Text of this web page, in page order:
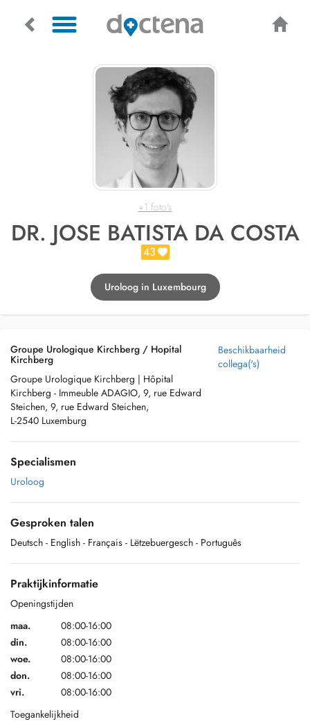
+1 foto's
DR. JOSE BATISTA DA COSTA
43
Uroloog in Luxembourg
Groupe Urologique Kirchberg / Hopital
Kirchberg
Groupe Urologique Kirchberg | Hôpital
Kirchberg - Immeuble ADAGIO, 9, rue Edward
Steichen, 9, rue Edward Steichen,
L-2540 Luxemburg
Beschikbaarheid
collega('s)
Specialismen
Uroloog
Gesproken talen
Deutsch - English - Français - Lëtzebuergesch - Português
Praktijkinformatie
Openingstijden
maa.
08:00-16:00
din.
08:00-16:00
woe.
08:00-16:00
don.
08:00-16:00
vri.
08:00-16:00
Toegankelijkheid